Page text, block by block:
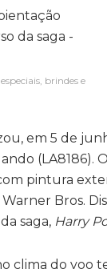
brindes e
em 5 de
(LA8186).
pintura
Bros.
saga, Harry
clima do voo